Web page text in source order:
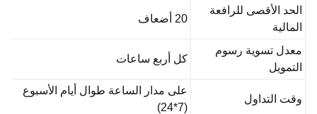
الحد الأقصى للرافعة
المالية
20 أضعاف
معدل تسوية رسوم
التمويل
كل أربع ساعات
وقت التداول
على مدار الساعة طوال أيام الأسبوع
(7*24)